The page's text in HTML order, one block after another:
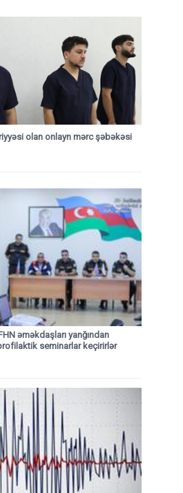
olan onlayn mərc şəbəkəsi
əməkdaşları yanğından
seminarlar keçirirlər